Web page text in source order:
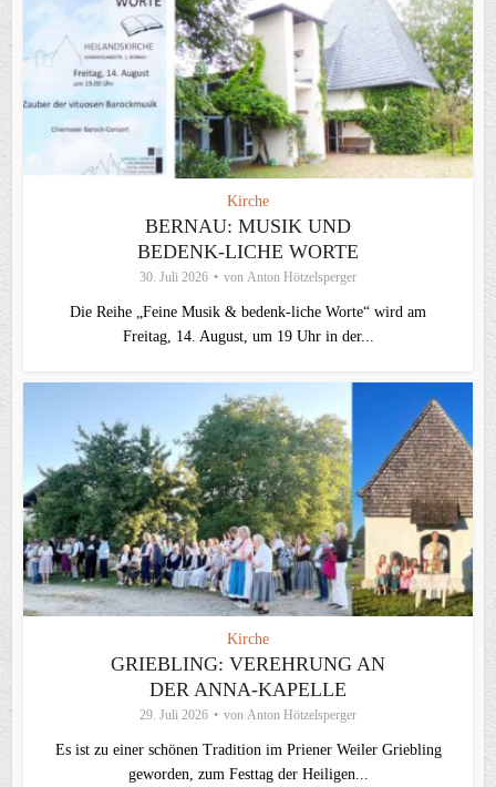
Kirche
BERNAU: MUSIK UND
BEDENK-LICHE WORTE
30. Juli 2026 von Anton Hötzelsperger
Die Reihe „Feine Musik & bedenk-liche Worte“ wird am
Freitag, 14. August, um 19 Uhr in der...
Kirche
GRIEBLING: VEREHRUNG AN
DER ANNA-KAPELLE
29. Juli 2026 von Anton Hötzelsperger
Es ist zu einer schönen Tradition im Priener Weiler Griebling
geworden, zum Festtag der Heiligen...